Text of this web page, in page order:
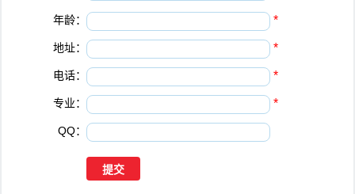
年龄： *
地址： *
电话： *
专业： *
QQ：